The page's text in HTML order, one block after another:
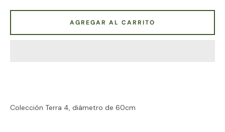
Colección Terra 4, diámetro de 60cm
AGREGAR AL CARRITO